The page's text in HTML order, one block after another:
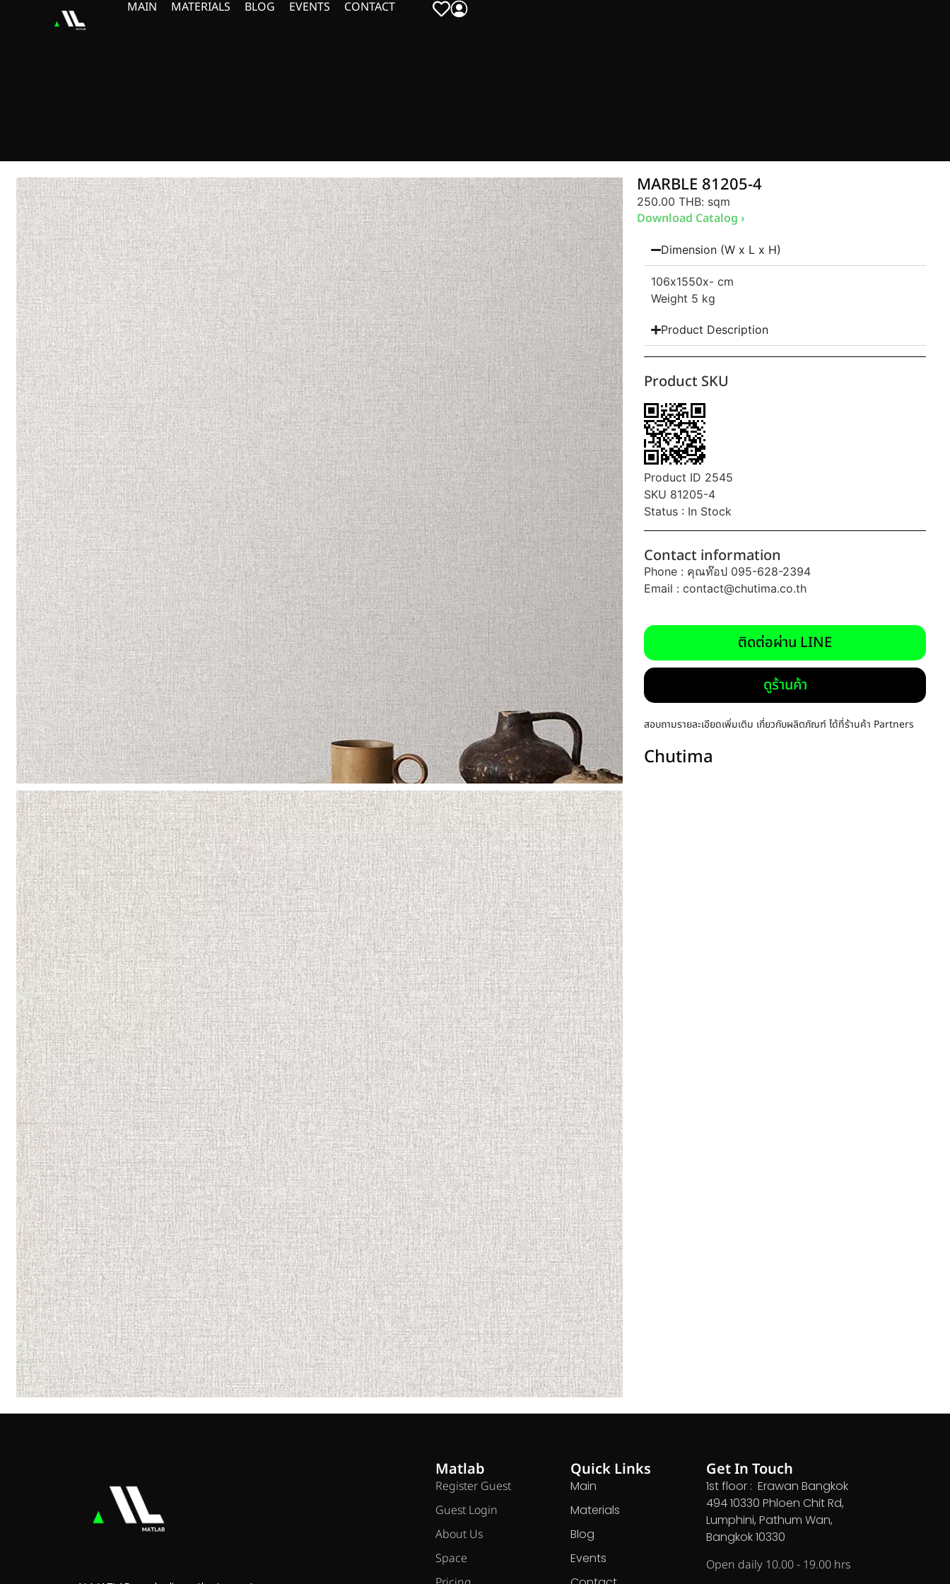
MAIN MATERIALS BLOG EVENTS CONTACT
MARBLE 81205-4
250.00 THB: sqm
Download Catalog ›
Dimension (W x L x H)
106x1550x- cm
Weight 5 kg
Product Description
Product SKU
Product ID 2545
SKU 81205-4
Status : In Stock
Contact information
Phone : คุณท๊อป 095-628-2394
Email :contact@chutima.co.th
ติดต่อผ่าน LINE
ดูร้านค้า
สอบถามรายละเอียดเพิ่มเติม เกี่ยวกับผลิตภัณฑ์ ได้ที่ร้านค้า Partners
Chutima
Matlab
Register Guest
Guest Login
About Us
Space
Quick Links
Main
Materials
Blog
Events
Get In Touch
1st floor : Erawan Bangkok
494 10330 Phloen Chit Rd,
Lumphini, Pathum Wan,
Bangkok 10330
Open daily 10.00 - 19.00 hrs